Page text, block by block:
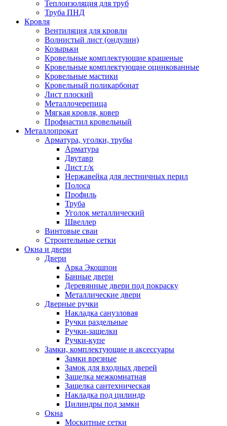
Теплоизоляция для труб
Труба ПНД
Кровля
Вентиляция для кровли
Волнистый лист (ондулин)
Козырьки
Кровельные комплектующие крашеные
Кровельные комплектующие оцинкованные
Кровельные мастики
Кровельный поликарбонат
Лист плоский
Металлочерепица
Мягкая кровля, ковер
Профнастил кровельный
Металлопрокат
Арматура, уголки, трубы
Арматура
Двутавр
Лист г/к
Нержавейка для лестничных перил
Полоса
Профиль
Труба
Уголок металлический
Швеллер
Винтовые сваи
Строительные сетки
Окна и двери
Двери
Арка Экошпон
Банные двери
Деревянные двери под покраску
Металлические двери
Дверные ручки
Накладка санузловая
Ручки раздельные
Ручки-защелки
Ручки-купе
Замки, комплектующие и аксессуары
Замки врезные
Замок для входных дверей
Защелка межкомнатная
Защелка сантехническая
Накладка под цилиндр
Цилиндры под замки
Окна
Москитные сетки